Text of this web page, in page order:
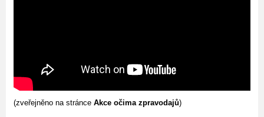
(zveřejněno na stránce Akce očima zpravodajů)